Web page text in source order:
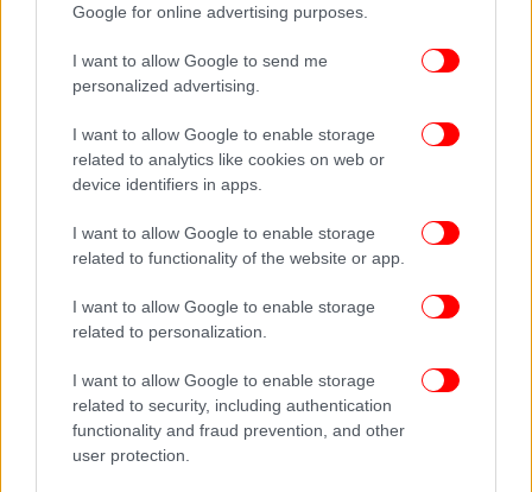
Google for online advertising purposes.
I want to allow Google to send me
personalized advertising.
I want to allow Google to enable storage
related to analytics like cookies on web or
device identifiers in apps.
I want to allow Google to enable storage
related to functionality of the website or app.
I want to allow Google to enable storage
related to personalization.
I want to allow Google to enable storage
related to security, including authentication
functionality and fraud prevention, and other
user protection.
Η πρόεδρος της Πλεύσης Ελευθερίας χαρακτήρισε
«εξοργιστική, αισχρή, ακραία σεξιστική και βαθιά
υποτιμητική» τη δήλωση του Δημήτρη Κουτσούμπα,
αναζητούν «sugar daddies».
Ως η μόνη γυναίκα αρχηγός κόμματος, κάλεσε τον
γενικό γραμματέα του ΚΚΕ να ανακαλέσει, σήμερα,
παραμονή της Ημέρας της Γυναίκας, αυτή τη